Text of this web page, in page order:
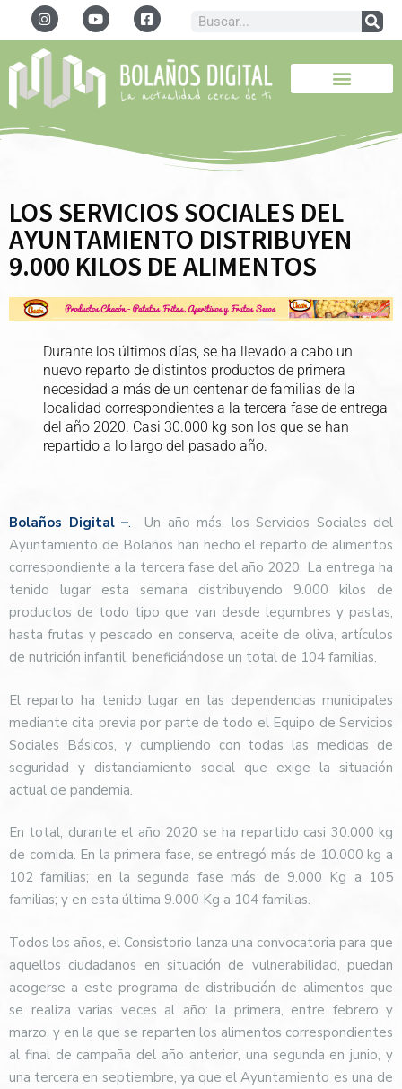
LOS SERVICIOS SOCIALES DEL
AYUNTAMIENTO DISTRIBUYEN
9.000 KILOS DE ALIMENTOS
Durante los últimos días, se ha llevado a cabo un
nuevo reparto de distintos productos de primera
necesidad a más de un centenar de familias de la
localidad correspondientes a la tercera fase de entrega
del año 2020. Casi 30.000 kg son los que se han
repartido a lo largo del pasado año.
Bolaños Digital –.
Un año más, los Servicios Sociales del
Ayuntamiento de Bolaños han hecho el reparto de alimentos
correspondiente a la tercera fase del año 2020. La entrega ha
tenido lugar esta semana distribuyendo 9.000 kilos de
productos de todo tipo que van desde legumbres y pastas,
hasta frutas y pescado en conserva, aceite de oliva, artículos
de nutrición infantil, beneficiándose un total de 104 familias.
El reparto ha tenido lugar en las dependencias municipales
mediante cita previa por parte de todo el Equipo de Servicios
Sociales Básicos, y cumpliendo con todas las medidas de
seguridad y distanciamiento social que exige la situación
actual de pandemia.
En total, durante el año 2020 se ha repartido casi 30.000 kg
de comida. En la primera fase, se entregó más de 10.000 kg a
102 familias; en la segunda fase más de 9.000 Kg a 105
familias; y en esta última 9.000 Kg a 104 familias.
Todos los años, el Consistorio lanza una convocatoria para que
aquellos ciudadanos en situación de vulnerabilidad, puedan
acogerse a este programa de distribución de alimentos que
se realiza varias veces al año: la primera, entre febrero y
marzo, y en la que se reparten los alimentos correspondientes
al final de campaña del año anterior, una segunda en junio, y
una tercera en septiembre, ya que el Ayuntamiento es una de